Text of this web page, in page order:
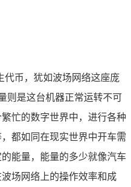
代币，犹如波场网络这座庞
则是这台机器正常运转不可
忙的数字世界中，进行各种
都如同在现实世界中开车需
能量，能量的多少就像汽车
场网络上的操作效率和成